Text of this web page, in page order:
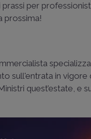
per
prossima!
sull'entrata in
quest’estate, e